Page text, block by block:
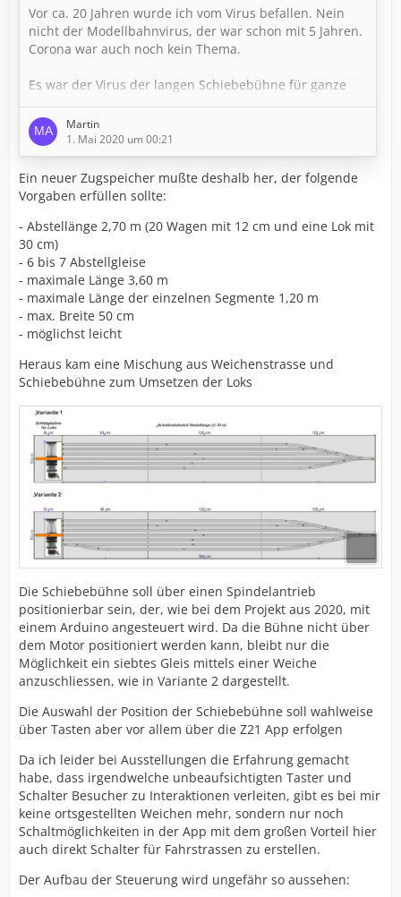
Vor ca. 20 Jahren wurde ich vom Virus befallen. Nein
nicht der Modellbahnvirus, der war schon mit 5 Jahren.
Corona war auch noch kein Thema.
Es war der Virus der langen Schiebebühne für ganze
Züge, Der Virus brach in Weißkirchen bei der Rodgau
Modellbahn Connection anläßlich einer Ausstellung mit
FREMOdulen aus. Lt Vorankündigung sollte die
Schiebebühne teilbar sein und ca. 2m lang sein. Genau
weiß ich die Länge auch nicht mehr. Also die Hühner
gesattelt und von Koblenz nach…
Martin
1. Mai 2020 um 00:21
Ein neuer Zugspeicher mußte deshalb her, der folgende
Vorgaben erfüllen sollte:
- Abstellänge 2,70 m (20 Wagen mit 12 cm und eine Lok mit
30 cm)
- 6 bis 7 Abstellgleise
- maximale Länge 3,60 m
- maximale Länge der einzelnen Segmente 1,20 m
- max. Breite 50 cm
- möglichst leicht
Heraus kam eine Mischung aus Weichenstrasse und
Schiebebühne zum Umsetzen der Loks
Die Schiebebühne soll über einen Spindelantrieb
positionierbar sein, der, wie bei dem Projekt aus 2020, mit
einem Arduino angesteuert wird. Da die Bühne nicht über
dem Motor positioniert werden kann, bleibt nur die
Möglichkeit ein siebtes Gleis mittels einer Weiche
anzuschliessen, wie in Variante 2 dargestellt.
Die Auswahl der Position der Schiebebühne soll wahlweise
über Tasten aber vor allem über die Z21 App erfolgen
Da ich leider bei Ausstellungen die Erfahrung gemacht
habe, dass irgendwelche unbeaufsichtigten Taster und
Schalter Besucher zu Interaktionen verleiten, gibt es bei mir
keine ortsgestellten Weichen mehr, sondern nur noch
Schaltmöglichkeiten in der App mit dem großen Vorteil hier
auch direkt Schalter für Fahrstrassen zu erstellen.
Der Aufbau der Steuerung wird ungefähr so aussehen: